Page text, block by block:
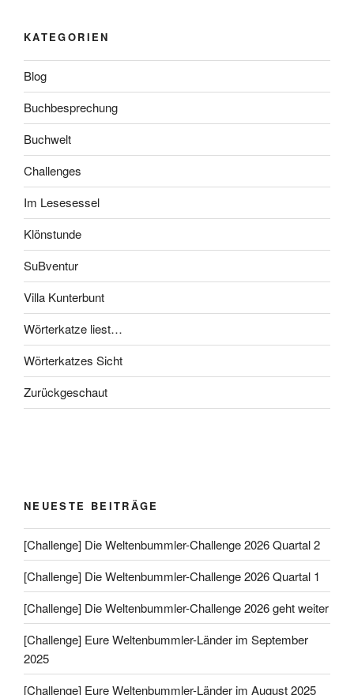
KATEGORIEN
Blog
Buchbesprechung
Buchwelt
Challenges
Im Lesesessel
Klönstunde
SuBventur
Villa Kunterbunt
Wörterkatze liest…
Wörterkatzes Sicht
Zurückgeschaut
NEUESTE BEITRÄGE
[Challenge] Die Weltenbummler-Challenge 2026 Quartal 2
[Challenge] Die Weltenbummler-Challenge 2026 Quartal 1
[Challenge] Die Weltenbummler-Challenge 2026 geht weiter
[Challenge] Eure Weltenbummler-Länder im September
2025
[Challenge] Eure Weltenbummler-Länder im August 2025